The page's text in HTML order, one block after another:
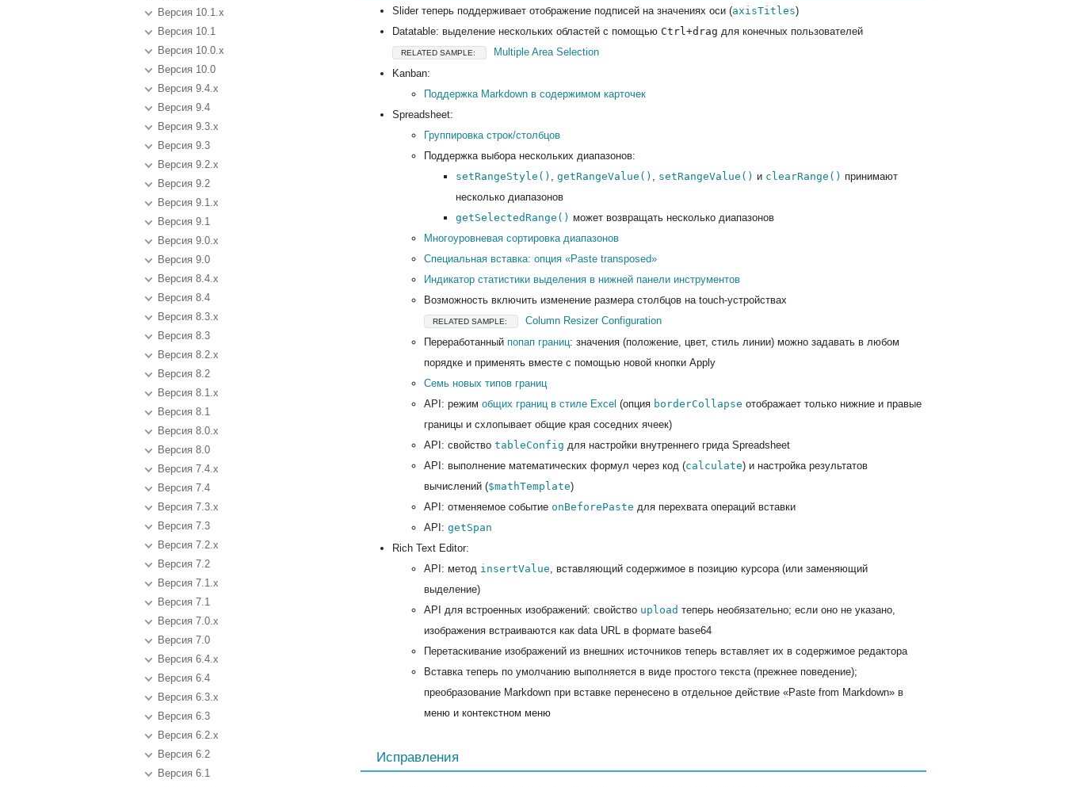
Версия 10.1.x
Версия 10.1
Версия 10.0.x
Версия 10.0
Версия 9.4.x
Версия 9.4
Версия 9.3.x
Версия 9.3
Версия 9.2.x
Версия 9.2
Версия 9.1.x
Версия 9.1
Версия 9.0.x
Версия 9.0
Версия 8.4.x
Версия 8.4
Версия 8.3.x
Версия 8.3
Версия 8.2.x
Версия 8.2
Версия 8.1.x
Версия 8.1
Версия 8.0.x
Версия 8.0
Версия 7.4.x
Версия 7.4
Версия 7.3.x
Версия 7.3
Версия 7.2.x
Версия 7.2
Версия 7.1.x
Версия 7.1
Версия 7.0.x
Версия 7.0
Версия 6.4.x
Версия 6.4
Версия 6.3.x
Версия 6.3
Версия 6.2.x
Версия 6.2
Версия 6.1
Slider теперь поддерживает отображение подписей на значениях оси (axisTitles)
Datatable: выделение нескольких областей с помощью Ctrl+drag для конечных пользователей
RELATED SAMPLE:
Multiple Area Selection
Kanban:
Поддержка Markdown в содержимом карточек
Spreadsheet:
Группировка строк/столбцов
Поддержка выбора нескольких диапазонов:
setRangeStyle() , getRangeValue() , setRangeValue() и clearRange() принимают
несколько диапазонов
getSelectedRange() может возвращать несколько диапазонов
Многоуровневая сортировка диапазонов
Специальная вставка: опция «Paste transposed»
Индикатор статистики выделения в нижней панели инструментов
Возможность включить изменение размера столбцов на touch-устройствах
RELATED SAMPLE:
Column Resizer Configuration
Переработанный попап границ: значения (положение, цвет, стиль линии) можно задавать в любом
порядке и применять вместе с помощью новой кнопки Apply
Семь новых типов границ
API: режим общих границ в стиле Excel (опция borderCollapse отображает только нижние и правые
границы и схлопывает общие края соседних ячеек)
API: свойство tableConfig для настройки внутреннего грида Spreadsheet
API: выполнение математических формул через код (calculate) и настройка результатов
вычислений ($mathTemplate)
API: отменяемое событие onBeforePaste для перехвата операций вставки
API: getSpan
Rich Text Editor:
API: метод insertValue, вставляющий содержимое в позицию курсора (или заменяющий
выделение)
API для встроенных изображений: свойство upload теперь необязательно; если оно не указано,
изображения встраиваются как data URL в формате base64
Перетаскивание изображений из внешних источников теперь вставляет их в содержимое редактора
Вставка теперь по умолчанию выполняется в виде простого текста (прежнее поведение);
преобразование Markdown при вставке перенесено в отдельное действие «Paste from Markdown» в
меню и контекстном меню
Исправления